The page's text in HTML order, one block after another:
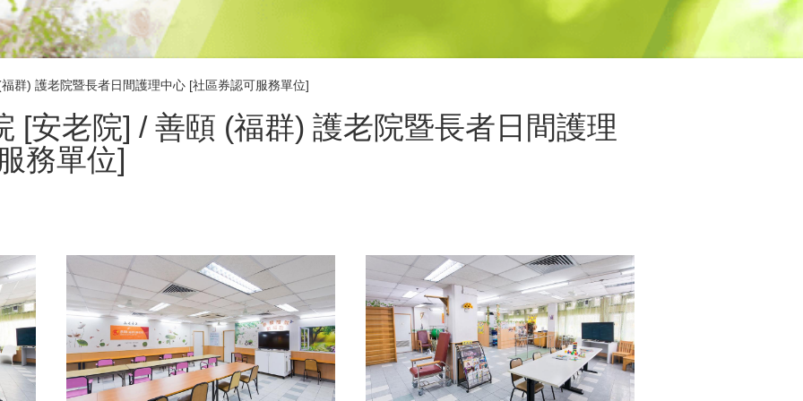
群) 護老院暨長者日間護理中心 [社區券認可服務單位]
[安老院] / 善頤 (福群) 護老院暨長者日間護理
務單位]